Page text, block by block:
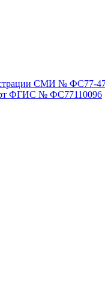
СМИ № ФС77-
ФГИС № ФС77110096